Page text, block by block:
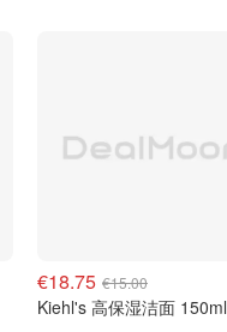
€18.75 €15.00
Kiehl's 高保湿洁面 150ml